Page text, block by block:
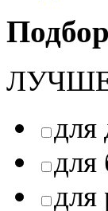
для
для
для